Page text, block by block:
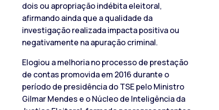
dois ou apropriação indébita eleitoral,
afirmando ainda que a qualidade da
investigação realizada impacta positiva ou
negativamente na apuração criminal.
Elogiou a melhoria no processo de prestação
de contas promovida em 2016 durante o
período de presidência do TSE pelo Ministro
Gilmar Mendes e o Núcleo de Inteligência da